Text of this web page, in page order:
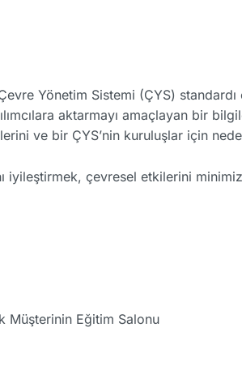
Yönetim Sistemi (ÇYS)
aktarmayı amaçlayan bir
ve bir ÇYS’nin kuruluşlar için
iyileştirmek, çevresel etkilerini
Müşterinin Eğitim Salonu